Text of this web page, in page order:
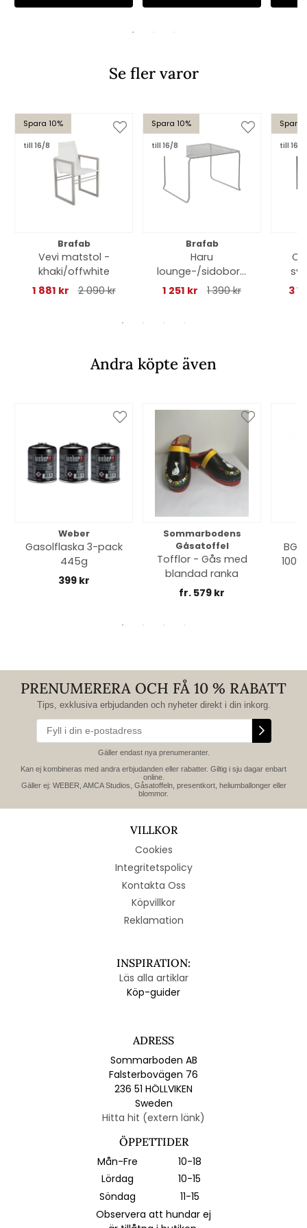
Se fler varor
Spara 10%
till 16/8
Brafab
Vevi matstol -
khaki/offwhite
1 881 kr
2 090 kr
Spara 10%
till 16/8
Brafab
Haru
lounge-/sidobord
54x54 H40 cm -
1 251 kr 1 390 kr
Spara
till 16/8
3
Andra köpte även
Weber
Gasolflaska 3-pack
445g
399 kr
Sommarbodens
Gåsatoffel
Tofflor - Gås med
blandad ranka
fr. 579 kr
PRENUMERERA OCH FÅ 10 % RABATT
Tips, exklusiva erbjudanden och nyheter direkt i din inkorg.
Gäller endast nya prenumeranter.
Kan ej kombineras med andra erbjudanden eller rabatter. Giltig i sju dagar enbart
online.
Gäller ej: WEBER, AMCA Studios, Gåsatoffeln, presentkort, heliumballonger eller
blommor.
VILLKOR
Cookies
Integritetspolicy
Kontakta Oss
Köpvillkor
Reklamation
INSPIRATION:
Läs alla artiklar
Köp-guider
ADRESS
Sommarboden AB
Falsterbovägen 76
236 51 HÖLLVIKEN
Sweden
Hitta hit (extern länk)
ÖPPETTIDER
Mån-Fre
10-18
Lördag
10-15
Söndag
11-15
Observera att hundar ej